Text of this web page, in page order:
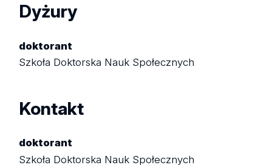
Dyżury
doktorant
Szkoła Doktorska Nauk Społecznych
Kontakt
doktorant
Szkoła Doktorska Nauk Społecznych